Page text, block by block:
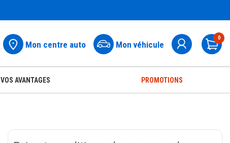
Mon centre auto Mon véhicule
0
VOS AVANTAGES PROMOTIONS